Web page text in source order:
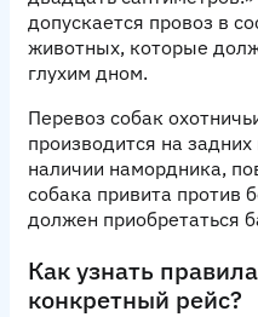
допускается провоз в
животных, которые
глухим дном.
Перевоз собак
производится на
наличии намордника,
собака привита против
должен приобретаться
Как узнать
конкретный рейс?